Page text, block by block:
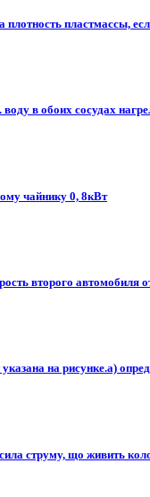
пластмассы,
в обоих сосудах
чайнику 0, 8кВт
второго
на рисунке.a)
сила струму, що живить